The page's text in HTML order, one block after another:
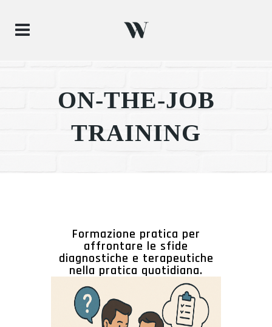
ON-THE-JOB
TRAINING
Formazione pratica per
affrontare le sfide
diagnostiche e terapeutiche
nella pratica quotidiana.